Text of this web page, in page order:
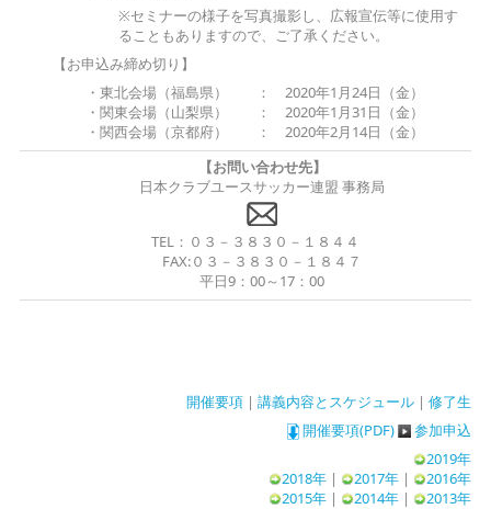
※セミナーの様子を写真撮影し、広報宣伝等に使用す
ることもありますので、ご了承ください。
【お申込み締め切り】
・東北会場（福島県） ： 2020年1月24日（金）
・関東会場（山梨県） ： 2020年1月31日（金）
・関西会場（京都府） ： 2020年2月14日（金）
【お問い合わせ先】
日本クラブユースサッカー連盟 事務局
TEL：０３－３８３０－１８４４
FAX:０３－３８３０－１８４７
平日9：00～17：00
開催要項| 講義内容とスケジュール| 修了生
開催要項(PDF)
参加申込
2019年
2018年| 2017年|
2016年
2015年| 2014年| 2013年